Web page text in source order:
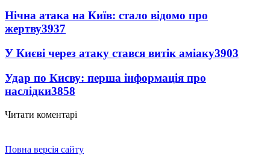
Нічна атака на Київ: стало відомо про
жертву3937
У Києві через атаку стався витік аміаку3903
Удар по Києву: перша інформація про
наслідки3858
Читати коментарі
Повна версія сайту